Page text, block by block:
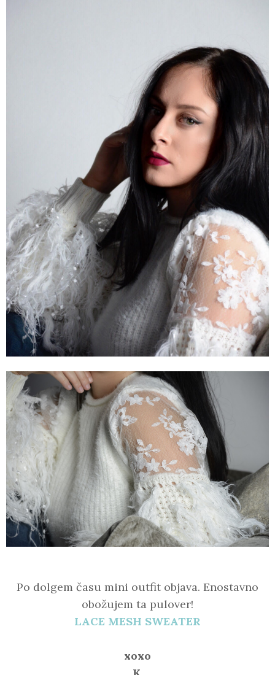
Po dolgem času mini outfit objava. Enostavno
obožujem ta pulover!
LACE MESH SWEATER
xoxo